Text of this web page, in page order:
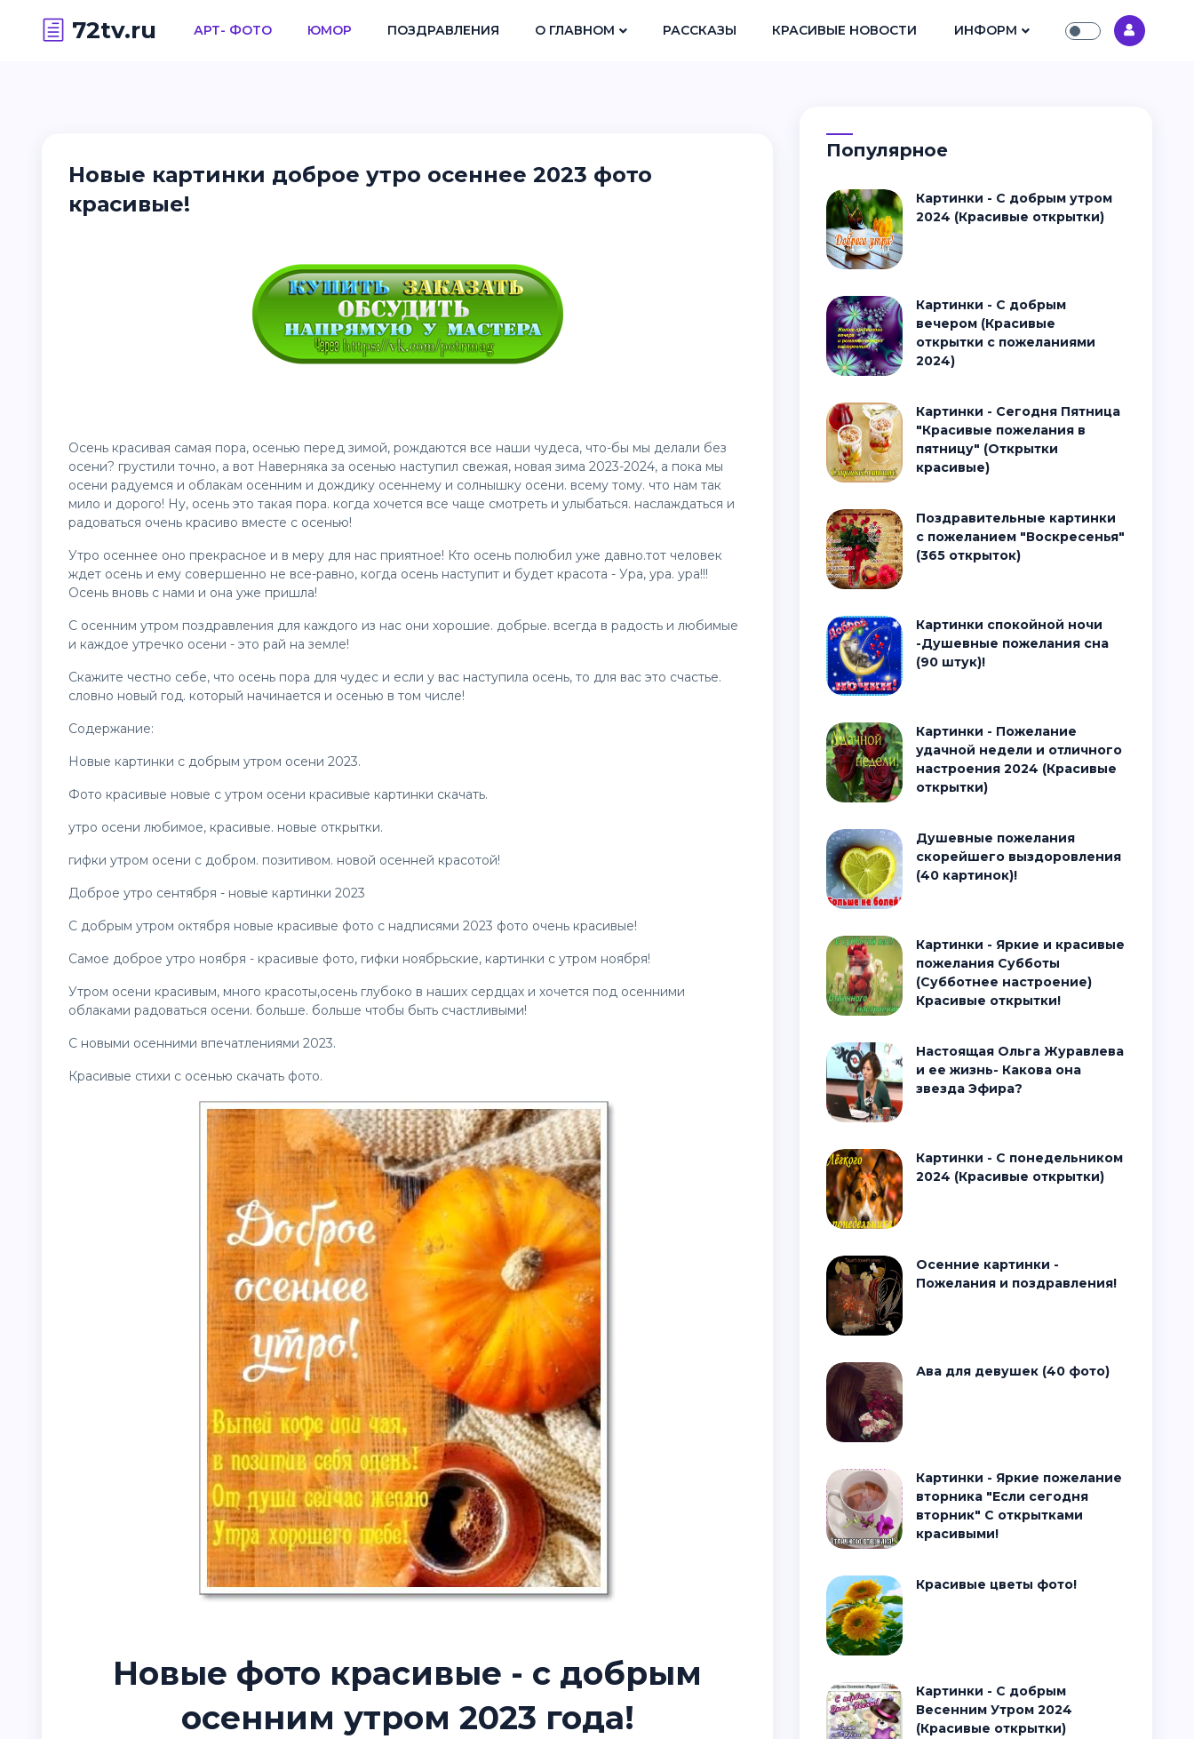
72tv.ru АРТ- ФОТО ЮМОР ПОЗДРАВЛЕНИЯ О ГЛАВНОМ РАССКАЗЫ КРАСИВЫЕ НОВОСТИ ИНФОРМ
Новые картинки доброе утро осеннее 2023 фото
красивые!
Осень красивая самая пора, осенью перед зимой, рождаются все наши чудеса, что-бы мы делали без
осени? грустили точно, а вот Наверняка за осенью наступил свежая, новая зима 2023-2024, а пока мы
осени радуемся и облакам осенним и дождику осеннему и солнышку осени. всему тому. что нам так
мило и дорого! Ну, осень это такая пора. когда хочется все чаще смотреть и улыбаться. наслаждаться и
радоваться очень красиво вместе с осенью!
Утро осеннее оно прекрасное и в меру для нас приятное! Кто осень полюбил уже давно.тот человек
ждет осень и ему совершенно не все-равно, когда осень наступит и будет красота - Ура, ура. ура!!!
Осень вновь с нами и она уже пришла!
С осенним утром поздравления для каждого из нас они хорошие. добрые. всегда в радость и любимые
и каждое утречко осени - это рай на земле!
Скажите честно себе, что осень пора для чудес и если у вас наступила осень, то для вас это счастье.
словно новый год. который начинается и осенью в том числе!
Содержание:
Новые картинки с добрым утром осени 2023.
Фото красивые новые с утром осени красивые картинки скачать.
утро осени любимое, красивые. новые открытки.
гифки утром осени с добром. позитивом. новой осенней красотой!
Доброе утро сентября - новые картинки 2023
С добрым утром октября новые красивые фото с надписями 2023 фото очень красивые!
Самое доброе утро ноября - красивые фото, гифки ноябрьские, картинки с утром ноября!
Утром осени красивым, много красоты,осень глубоко в наших сердцах и хочется под осенними
облаками радоваться осени. больше. больше чтобы быть счастливыми!
С новыми осенними впечатлениями 2023.
Красивые стихи с осенью скачать фото.
Новые фото красивые - с добрым
осенним утром 2023 года!
Популярное
Картинки - С добрым утром
2024 (Красивые открытки)
Картинки - С добрым
вечером (Красивые
открытки с пожеланиями
2024)
Картинки - Сегодня Пятница
"Красивые пожелания в
пятницу" (Открытки
красивые)
Поздравительные картинки
с пожеланием "Воскресенья"
(365 открыток)
Картинки спокойной ночи
-Душевные пожелания сна
(90 штук)!
Картинки - Пожелание
удачной недели и отличного
настроения 2024 (Красивые
открытки)
Душевные пожелания
скорейшего выздоровления
(40 картинок)!
Картинки - Яркие и красивые
пожелания Субботы
(Субботнее настроение)
Красивые открытки!
Настоящая Ольга Журавлева
и ее жизнь- Какова она
звезда Эфира?
Картинки - С понедельником
2024 (Красивые открытки)
Осенние картинки -
Пожелания и поздравления!
Ава для девушек (40 фото)
Картинки - Яркие пожелание
вторника "Если сегодня
вторник" С открытками
красивыми!
Красивые цветы фото!
Картинки - С добрым
Весенним Утром 2024
(Красивые открытки)